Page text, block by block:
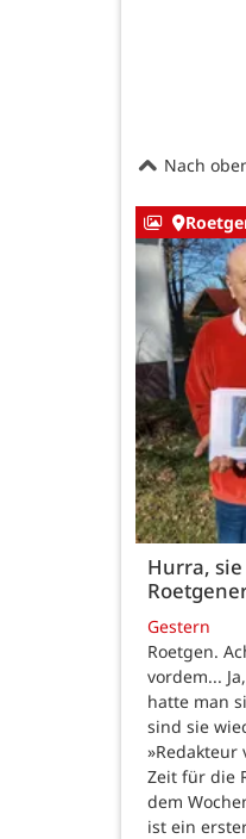
Nach
Hurra,
Gestern
Roetgen.
vordem...
hatte man
sind sie
»Redakteur
Zeit für die
dem
ist ein